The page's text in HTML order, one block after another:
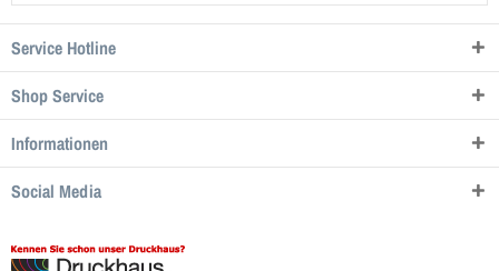
Service Hotline
Shop Service
Informationen
Social Media